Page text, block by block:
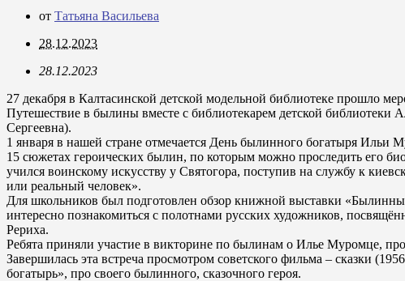
от Татьяна Васильева
28.12.2023
28.12.2023
27 декабря в Калтасинской детской модельной библиотеке прошло
Путешествие в былины вместе с библиотекарем детской
Сергеевна).
1 января в нашей стране отмечается День былинного богатыря Ильи
15 сюжетах героических былин, по которым можно проследить его
учился воинскому искусству у Святогора, поступив на службу к
или реальный человек».
Для школьников был подготовлен обзор книжной выставки
интересно познакомиться с полотнами русских художников,
Рериха.
Ребята приняли участие в викторине по былинам о Илье Муромце,
Завершилась эта встреча просмотром советского фильма – сказки
богатырь», про своего былинного, сказочного героя.